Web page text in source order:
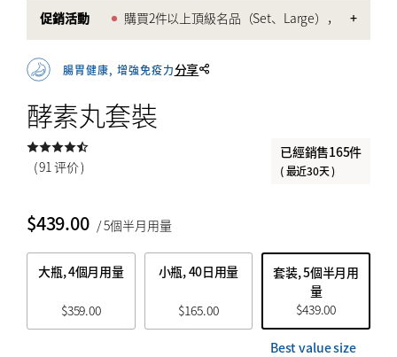
促銷活動
購買2件以上頂級名品（Set、Large），
即可獲贈黑蒜精（有效期限 2027-10）。
或購買滿$150，即可享受9折優惠。（可
+
腸胃健康, 增強免疫力分享
酵素丸套裝
( 91 评价 )
已經銷售165件
( 最近30天 )
$439.00 / 5個半月用量
大瓶, 4個月用量
$359.00
小瓶, 40日用量
$165.00
套装, 5個半月用
量
$439.00
Best value size
BY PRICE
$